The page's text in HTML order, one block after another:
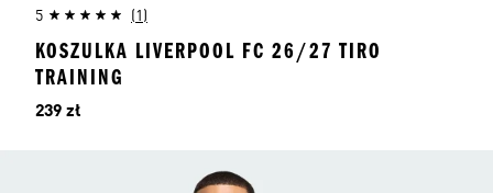
5 (1)
KOSZULKA LIVERPOOL FC 26/27 TIRO
TRAINING
Cena
239 zł